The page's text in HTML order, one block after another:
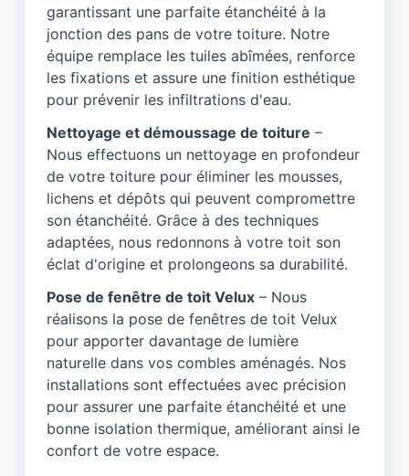
garantissant une parfaite étanchéité à la
jonction des pans de votre toiture. Notre
équipe remplace les tuiles abîmées, renforce
les fixations et assure une finition esthétique
pour prévenir les infiltrations d'eau.
Nettoyage et démoussage de toiture –
Nous effectuons un nettoyage en profondeur
de votre toiture pour éliminer les mousses,
lichens et dépôts qui peuvent compromettre
son étanchéité. Grâce à des techniques
adaptées, nous redonnons à votre toit son
éclat d'origine et prolongeons sa durabilité.
Pose de fenêtre de toit Velux – Nous
réalisons la pose de fenêtres de toit Velux
pour apporter davantage de lumière
naturelle dans vos combles aménagés. Nos
installations sont effectuées avec précision
pour assurer une parfaite étanchéité et une
bonne isolation thermique, améliorant ainsi le
confort de votre espace.